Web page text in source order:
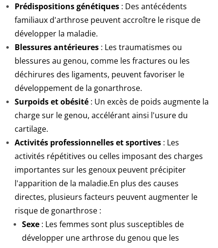
Prédispositions génétiques : Des antécédents
familiaux d'arthrose peuvent accroître le risque de
développer la maladie.
Blessures antérieures : Les traumatismes ou
blessures au genou, comme les fractures ou les
déchirures des ligaments, peuvent favoriser le
développement de la gonarthrose.
Surpoids et obésité : Un excès de poids augmente la
charge sur le genou, accélérant ainsi l'usure du
cartilage.
Activités professionnelles et sportives : Les
activités répétitives ou celles imposant des charges
importantes sur les genoux peuvent précipiter
l'apparition de la maladie.En plus des causes
directes, plusieurs facteurs peuvent augmenter le
risque de gonarthrose :
Sexe : Les femmes sont plus susceptibles de
développer une arthrose du genou que les